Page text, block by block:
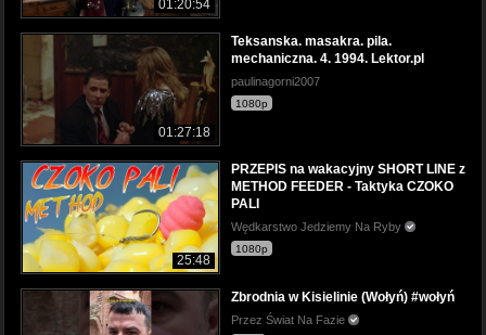
01:20:54
01:27:18
Teksanska. masakra. pila.
mechaniczna. 4. 1994. Lektor.pl
paulinagorni2007
1080p
25:48
PRZEPIS na wakacyjny SHORT LINE z
METHOD FEEDER - Taktyka CZOKO
PALI
Wędkarstwo Jedziemy Na Ryby
1080p
Zbrodnia w Kisielinie (Wołyń) #wołyń
Przez Świat Na Fazie